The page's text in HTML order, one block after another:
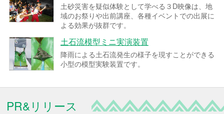
土砂災害を疑似体験として学べる３D映像は、地
域のお祭りや出前講座、各種イベントでの出展に
よる効果が抜群です。
土石流模型ミニ実演装置
降雨による土石流発生の様子を現すことができる
小型の模型実験装置です。
PR&リリース